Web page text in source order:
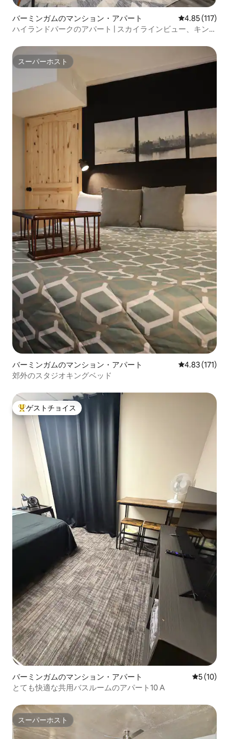
バーミンガムのマンション・アパート レビュー117
4.85 (117)
ハイランドパークのアパート | スカイラインビュー、キング
スーパーホスト
スーパーホスト
バーミンガムのマンション・アパート レビュー171
4.83 (171)
郊外のスタジオキングベッド
大好評のゲストチョイスです。
ゲストチョイス
バーミンガムのマンション・アパート レビュー
5 (10)
とても快適な共用バスルームのアパート10 A
スーパーホスト
スーパーホスト